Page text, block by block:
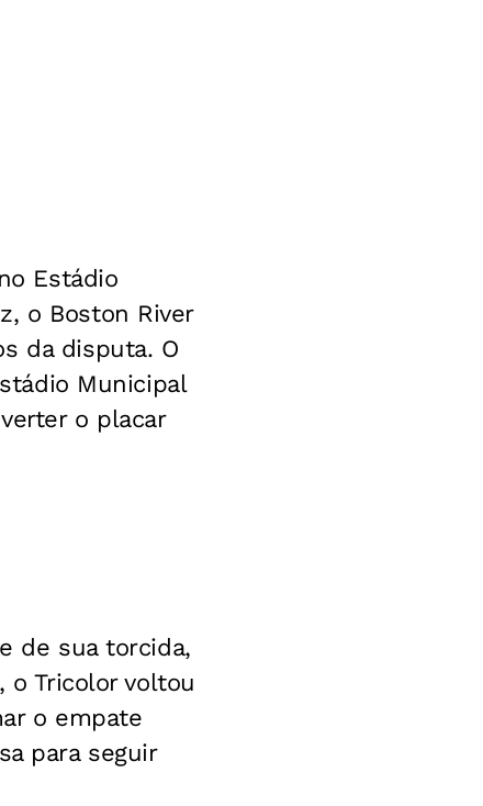
Estádio
o Boston River
da disputa. O
Municipal
o placar
de sua torcida,
o Tricolor voltou
o empate
para seguir